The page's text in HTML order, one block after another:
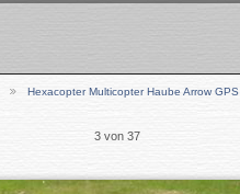
Hexacopter Multicopter Haube Arrow GPS
3 von 37